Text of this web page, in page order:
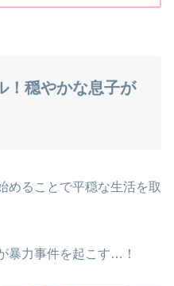
！穏やかな息子が
めることで平穏な生活を取
暴力事件を起こす…！